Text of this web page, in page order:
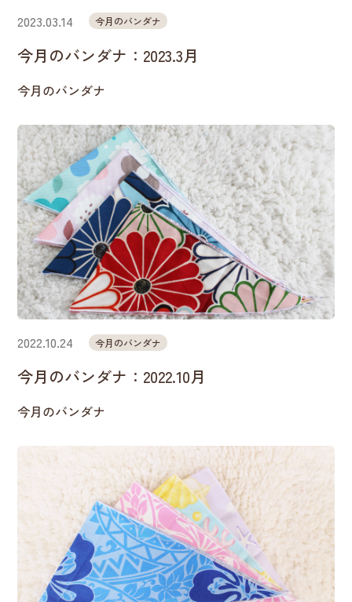
2023.03.14 今月のバンダナ
今月のバンダナ：2023.3月
今月のバンダナ
2022.10.24 今月のバンダナ
今月のバンダナ：2022.10月
今月のバンダナ